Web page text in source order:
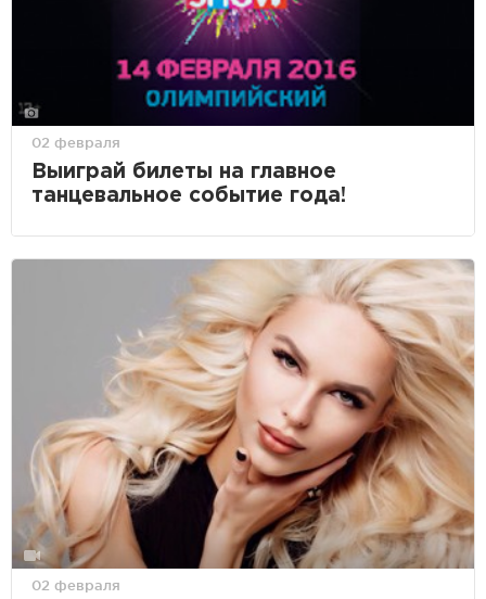
02 февраля
Выиграй билеты на главное
танцевальное событие года!
02 февраля